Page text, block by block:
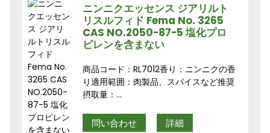
ニンニクエッセンス ジアリルト
リスルフィド Fema No. 3265
CAS NO.2050-87-5 塩化プロ
ピレンを含まない
商品コード：RL7012香り：ニンニクの香
り適用範囲：肉製品、スパイスなど推奨
摂取量：...
問い合わせ 詳細